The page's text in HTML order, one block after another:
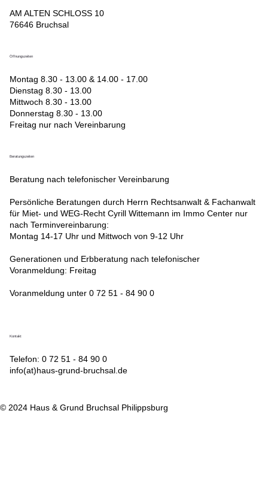
AM ALTEN SCHLOSS 10
76646 Bruchsal
Öffnungszeiten
Montag 8.30 - 13.00 & 14.00 - 17.00
Dienstag 8.30 - 13.00
Mittwoch 8.30 - 13.00
Donnerstag 8.30 - 13.00
Freitag nur nach Vereinbarung
Beratungszeiten
Beratung nach telefonischer Vereinbarung
Persönliche Beratungen durch Herrn Rechtsanwalt & Fachanwalt
für Miet- und WEG-Recht Cyrill Wittemann im Immo Center nur
nach Terminvereinbarung:
Montag 14-17 Uhr und Mittwoch von 9-12 Uhr
Generationen und Erbberatung nach telefonischer
Voranmeldung: Freitag
Voranmeldung unter 0 72 51 - 84 90 0
Kontakt
Telefon: 0 72 51 - 84 90 0
info(at)haus-grund-bruchsal.de
© 2024 Haus & Grund Bruchsal Philippsburg